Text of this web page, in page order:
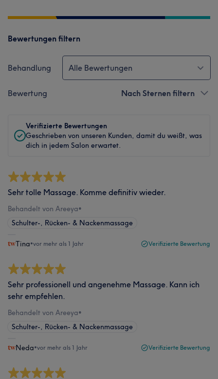
Bewertungen filtern
Behandlung Alle Bewertungen
Bewertung Nach Sternen filtern
Verifizierte Bewertungen
Geschrieben von unseren Kunden, damit du weißt, was
dich in jedem Salon erwartet.
Sehr tolle Massage. Komme definitiv wieder.
Behandelt von Areeya​•
Schulter-, Rücken- & Nackenmassage
Tina•vor mehr als 1 Jahr Verifizierte Bewertung
Sehr professionell und angenehme Massage. Kann ich
sehr empfehlen.
Behandelt von Areeya​•
Schulter-, Rücken- & Nackenmassage
Neda•vor mehr als 1 Jahr Verifizierte Bewertung